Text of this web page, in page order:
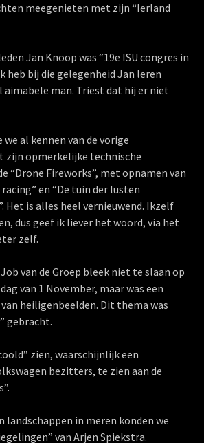
meegenieten met zijn “Ierland
Jan Knoop was “19e ISU congres in
heb bij die gelegenheid Jan leren
aimabele man. Triest dat hij er niet
al kennen van de vorige
zijn opmerkelijke technische
“Drone Fireworks”, met opnamen van
racing” en “De tuin der lusten
Het is alles heel vernieuwend. Ikzelf
dus geef ik liever het woord, via het
zelf.
van de Groep bleek niet te slaan op
van 1 November, maar was een
heiligenbeelden. Dit thema was
gebracht.
zien, waarschijnlijk een
bezitters, te zien aan de
landschappen in meren konden we
van Arjen Spiekstra.